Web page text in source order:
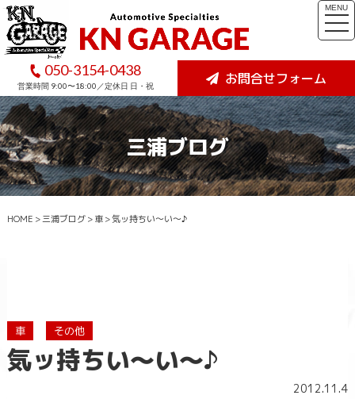
050-3154-0438
営業時間 9:00〜18:00／定休日 日・祝 お問合せフォーム
MENU
三浦ブログ
HOME >三浦ブログ>車>気ッ持ちい～い～♪
車 その他
気ッ持ちい～い～♪
2012.11.4